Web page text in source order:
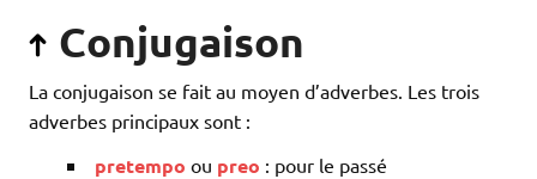
Conjugaison
La conjugaison se fait au moyen d’adverbes. Les trois
adverbes principaux sont :
pretempo ou preo : pour le passé